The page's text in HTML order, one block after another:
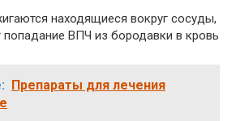
находящиеся вокруг сосуды,
ВПЧ из бородавки в кровь
Препараты для лечения